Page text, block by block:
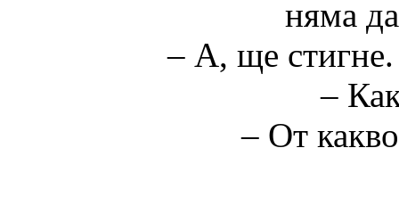
няма
– А, ще
–
– От